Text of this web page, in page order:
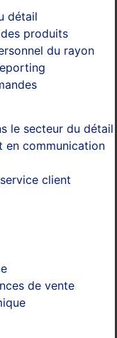
détail
produits
du rayon
le secteur du détail
en communication
client
de vente